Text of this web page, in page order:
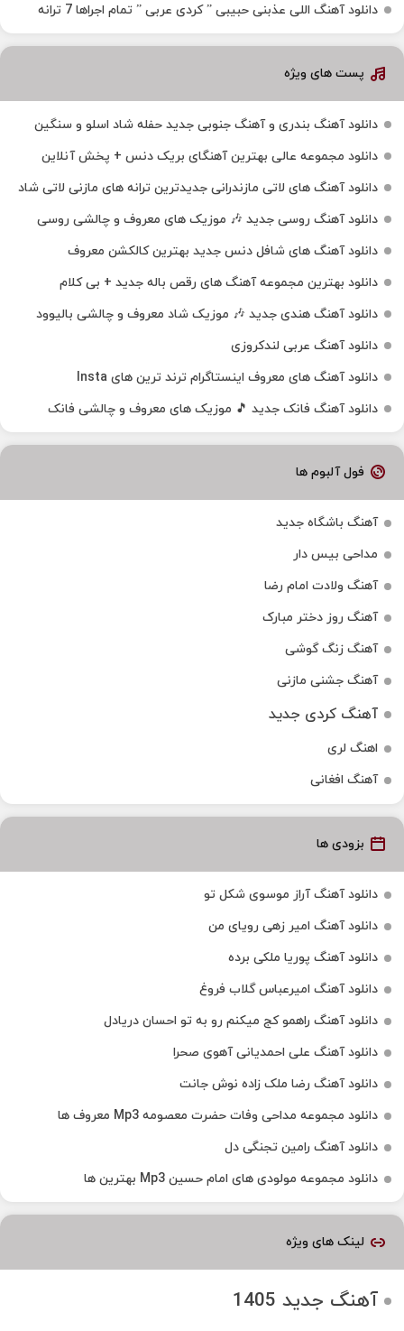
دانلود آهنگ اللی عذبنی حبیبی ” کردی عربی ” تمام اجراها 7 ترانه
پست های ویژه
دانلود آهنگ بندری و آهنگ جنوبی جدید حفله شاد اسلو و سنگین
دانلود مجموعه عالی بهترین آهنگای بریک دنس + پخش آنلاین
دانلود آهنگ‌ های لاتی مازندرانی جدیدترین ترانه های مازنی لاتی شاد
دانلود آهنگ روسی جدید 🎶 موزیک‌ های معروف و چالشی روسی
دانلود آهنگ های شافل دنس جدید بهترین کالکشن معروف
دانلود بهترین مجموعه آهنگ های رقص باله جدید + بی کلام
دانلود آهنگ هندی جدید 🎶 موزیک شاد معروف و چالشی بالیوود
دانلود آهنگ عربی لندکروزی
دانلود آهنگ‌ های معروف اینستاگرام ترند ترین های Insta
دانلود آهنگ فانک جدید 🎵 موزیک‌ های معروف و چالشی فانک
فول آلبوم ها
آهنگ باشگاه جدید
مداحی بیس دار
آهنگ ولادت امام رضا
آهنگ روز دختر مبارک
آهنگ زنگ گوشی
آهنگ جشنی مازنی
آهنگ کردی جدید
اهنگ لری
آهنگ افغانی
بزودی ها
دانلود آهنگ آراز موسوی شکل تو
دانلود آهنگ امیر زهی رویای من
دانلود آهنگ پوریا ملکی برده
دانلود آهنگ امیرعباس گلاب فروغ
دانلود آهنگ راهمو کج میکنم رو به تو احسان دریادل
دانلود آهنگ علی احمدیانی آهوی صحرا
دانلود آهنگ رضا ملک زاده نوش جانت
دانلود مجموعه مداحی وفات حضرت معصومه Mp3 معروف ها
دانلود آهنگ رامین تجنگی دل
دانلود مجموعه مولودی های امام حسین Mp3 بهترین ها
لینک های ویژه
آهنگ جدید 1405